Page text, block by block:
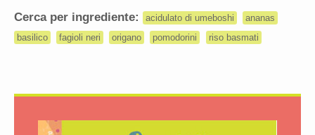
Cerca per ingrediente: acidulato di umeboshi
ananas
basilico
fagioli neri origano pomodorini riso basmati